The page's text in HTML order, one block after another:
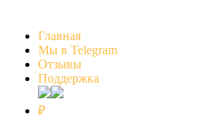
Главная
Мы в Telegram
Отзывы
Поддержка
₽